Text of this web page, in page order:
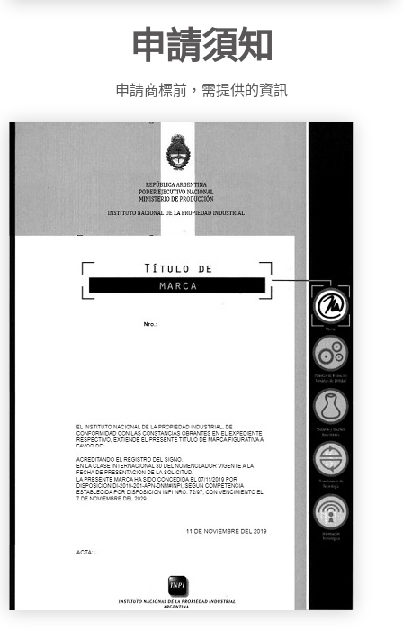
申請須知
申請商標前，需提供的資訊